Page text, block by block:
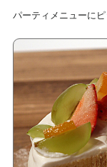
パーティメニューにピ